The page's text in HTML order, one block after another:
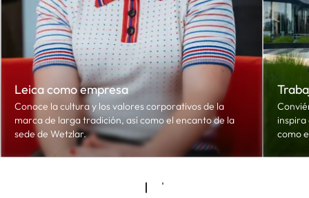
Leica como empresa
Conoce la cultura y los valores corporativos de la
marca de larga tradición, así como el encanto de la
sede de Wetzlar.
inspira
como